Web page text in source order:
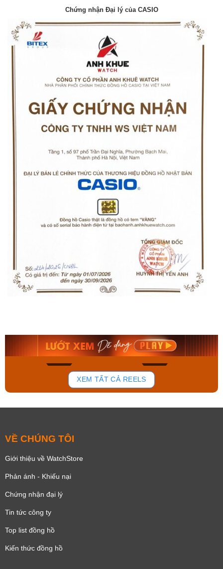
Chứng nhận Đại lý của CASIO
177
Mua ngay Mua ngay
XEM TẤT CẢ REELS
VỀ CHÚNG TÔI
Giới thiệu về WatchStore
Phản ánh - Khiếu nại
Chứng nhận đại lý
Tin tức công ty
Top list đồng hồ
Kiến thức đồng hồ